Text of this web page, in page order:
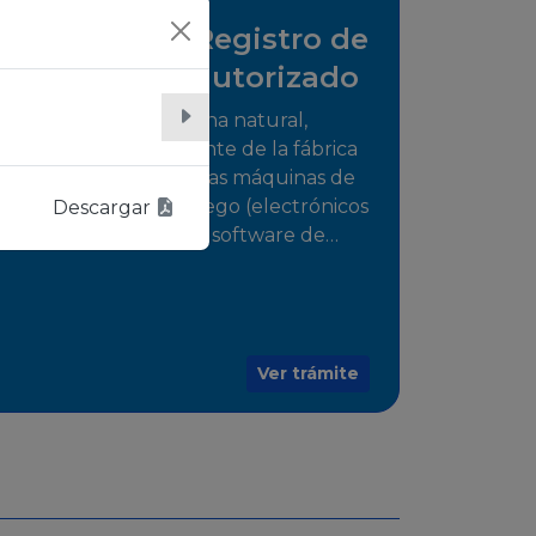
Descargar
Solicitud de Registro de
distribuidor autorizado
Tramite para la persona natural,
jurídica o representante de la fábrica
que comercializarán las máquinas de
juego o medios de juego (electrónicos
o electromecánicos o software de
Ver trámite